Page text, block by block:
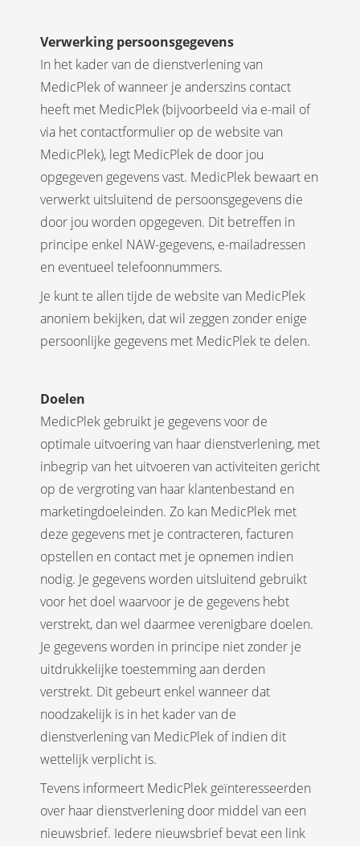
Verwerking persoonsgegevens
In het kader van de dienstverlening van
MedicPlek of wanneer je anderszins contact
heeft met MedicPlek (bijvoorbeeld via e-mail of
via het contactformulier op de website van
MedicPlek), legt MedicPlek de door jou
opgegeven gegevens vast. MedicPlek bewaart en
verwerkt uitsluitend de persoonsgegevens die
door jou worden opgegeven. Dit betreffen in
principe enkel NAW-gegevens, e-mailadressen
en eventueel telefoonnummers.
Je kunt te allen tijde de website van MedicPlek
anoniem bekijken, dat wil zeggen zonder enige
persoonlijke gegevens met MedicPlek te delen.
Doelen
MedicPlek gebruikt je gegevens voor de
optimale uitvoering van haar dienstverlening, met
inbegrip van het uitvoeren van activiteiten gericht
op de vergroting van haar klantenbestand en
marketingdoeleinden. Zo kan MedicPlek met
deze gegevens met je contracteren, facturen
opstellen en contact met je opnemen indien
nodig. Je gegevens worden uitsluitend gebruikt
voor het doel waarvoor je de gegevens hebt
verstrekt, dan wel daarmee verenigbare doelen.
Je gegevens worden in principe niet zonder je
uitdrukkelijke toestemming aan derden
verstrekt. Dit gebeurt enkel wanneer dat
noodzakelijk is in het kader van de
dienstverlening van MedicPlek of indien dit
wettelijk verplicht is.
Tevens informeert MedicPlek geïnteresseerden
over haar dienstverlening door middel van een
nieuwsbrief. Iedere nieuwsbrief bevat een link